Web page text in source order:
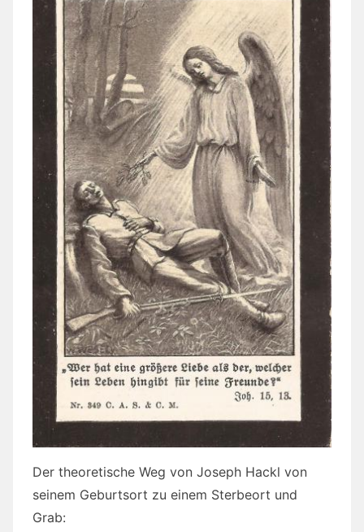
Der theoretische Weg von Joseph Hackl von
seinem Geburtsort zu einem Sterbeort und
Grab: